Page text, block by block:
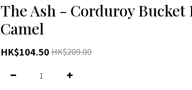
The Ash - Corduroy Bucket
Camel
HK$104.50HK$209.00